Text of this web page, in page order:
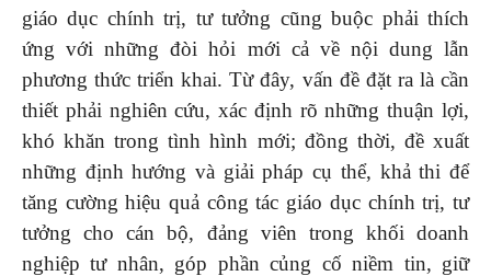
giáo dục chính trị, tư tưởng cũng buộc phải thích
ứng với những đòi hỏi mới cả về nội dung lẫn
phương thức triển khai. Từ đây, vấn đề đặt ra là cần
thiết phải nghiên cứu, xác định rõ những thuận lợi,
khó khăn trong tình hình mới; đồng thời, đề xuất
những định hướng và giải pháp cụ thể, khả thi để
tăng cường hiệu quả công tác giáo dục chính trị, tư
tưởng cho cán bộ, đảng viên trong khối doanh
nghiệp tư nhân, góp phần củng cố niềm tin, giữ